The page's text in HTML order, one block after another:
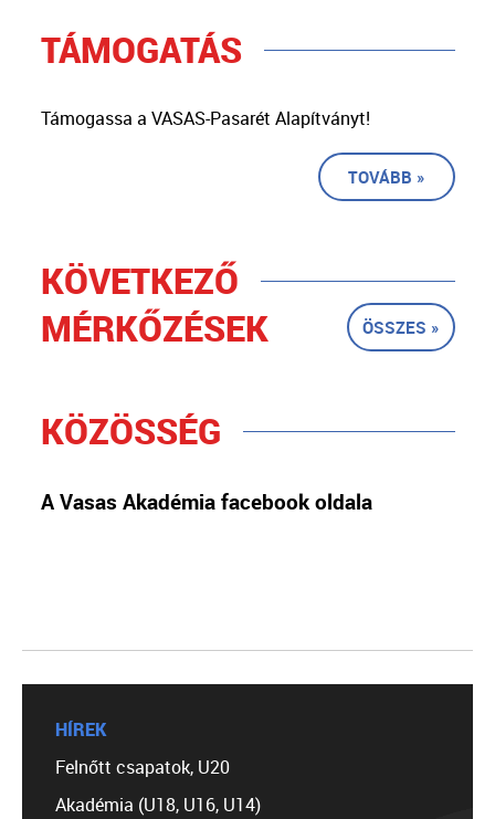
TÁMOGATÁS
Támogassa a VASAS-Pasarét Alapítványt!
TOVÁBB »
KÖVETKEZŐ
MÉRKŐZÉSEK
ÖSSZES »
KÖZÖSSÉG
A Vasas Akadémia facebook oldala
HÍREK
Felnőtt csapatok, U20
Akadémia (U18, U16, U14)